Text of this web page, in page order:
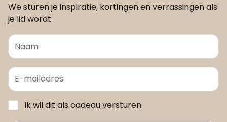
We sturen je inspiratie, kortingen en verrassingen als
je lid wordt.
Ik wil dit als cadeau versturen